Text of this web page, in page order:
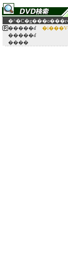
�^�C�g��
�����ꂽ
�����ꂽ
����